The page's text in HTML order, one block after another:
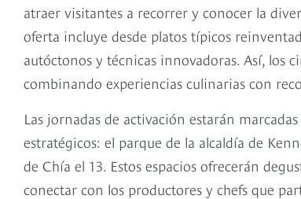
atraer visitantes a recorrer y conocer la
oferta incluye desde platos típicos
autóctonos y técnicas innovadoras. Así, los
combinando experiencias culinarias con
Las jornadas de activación estarán
estratégicos: el parque de la alcaldía de
de Chía el 13. Estos espacios ofrecerán
conectar con los productores y chefs que